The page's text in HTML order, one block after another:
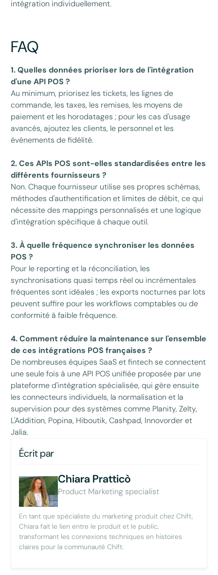
Écrit par
Chiara Pratticò
Product Marketing specialist
En tant que spécialiste du marketing produit chez Chift,
Chiara fait le lien entre le produit et le public,
transformant les connexions techniques en histoires
claires pour la communauté Chift.
intégration individuellement.
FAQ
1. Quelles données prioriser lors de l'intégration
d'une API POS ?
Au minimum, priorisez les tickets, les lignes de
commande, les taxes, les remises, les moyens de
paiement et les horodatages ; pour les cas d'usage
avancés, ajoutez les clients, le personnel et les
événements de fidélité.
2. Ces APIs POS sont-elles standardisées entre les
différents fournisseurs ?
Non. Chaque fournisseur utilise ses propres schémas,
méthodes d'authentification et limites de débit, ce qui
nécessite des mappings personnalisés et une logique
d'intégration spécifique à chaque outil.
3. À quelle fréquence synchroniser les données
POS ?
Pour le reporting et la réconciliation, les
synchronisations quasi temps réel ou incrémentales
fréquentes sont idéales ; les exports nocturnes par lots
peuvent suffire pour les workflows comptables ou de
conformité à faible fréquence.
4. Comment réduire la maintenance sur l'ensemble
de ces intégrations POS françaises ?
De nombreuses équipes SaaS et fintech se connectent
une seule fois à une API POS unifiée proposée par une
plateforme d'intégration spécialisée, qui gère ensuite
les connecteurs individuels, la normalisation et la
supervision pour des systèmes comme Planity, Zelty,
L'Addition, Popina, Hiboutik, Cashpad, Innovorder et
Jalia.